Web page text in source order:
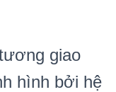
giao
hình bởi hệ